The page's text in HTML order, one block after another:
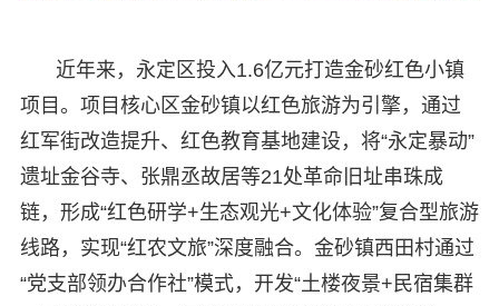
近年来，永定区投入1.6亿元打造金砂红色小镇
项目。项目核心区金砂镇以红色旅游为引擎，通过
红军街改造提升、红色教育基地建设，将“永定暴动”
遗址金谷寺、张鼎丞故居等21处革命旧址串珠成
链，形成“红色研学+生态观光+文化体验”复合型旅游
线路，实现“红农文旅”深度融合。金砂镇西田村通过
“党支部领办合作社”模式，开发“土楼夜景+民宿集群